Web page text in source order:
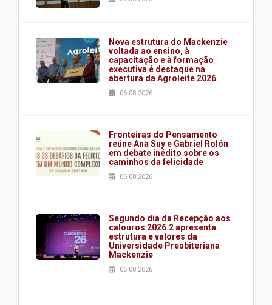
Nova estrutura do Mackenzie
voltada ao ensino, à
capacitação e à formação
executiva é destaque na
abertura da Agroleite 2026
06.08.2026
Fronteiras do Pensamento
reúne Ana Suy e Gabriel Rolón
em debate inédito sobre os
caminhos da felicidade
06.08.2026
Segundo dia da Recepção aos
calouros 2026.2 apresenta
estrutura e valores da
Universidade Presbiteriana
Mackenzie
06.08.2026